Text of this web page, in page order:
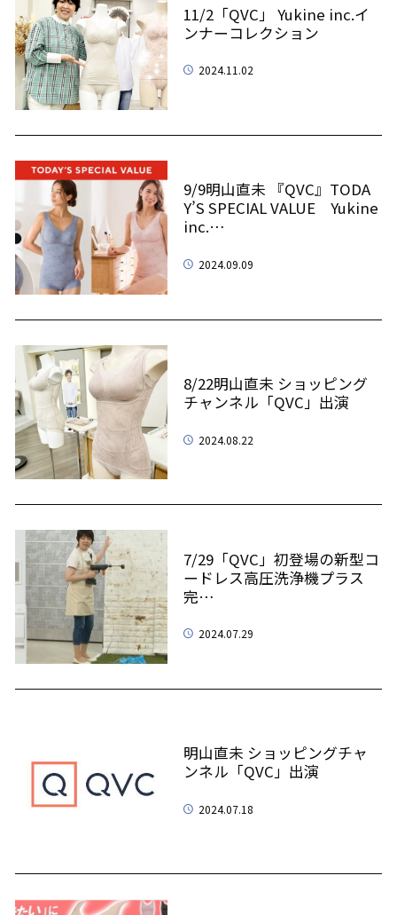
11/2「QVC」 Yukine inc.イ
ンナーコレクション
2024.11.02
9/9明山直未 『QVC』TODA
Y’S SPECIAL VALUE Yukine
inc.…
2024.09.09
8/22明山直未 ショッピング
チャンネル「QVC」出演
2024.08.22
7/29「QVC」初登場の新型コ
ードレス高圧洗浄機プラス
完…
2024.07.29
明山直未 ショッピングチャ
ンネル「QVC」出演
2024.07.18